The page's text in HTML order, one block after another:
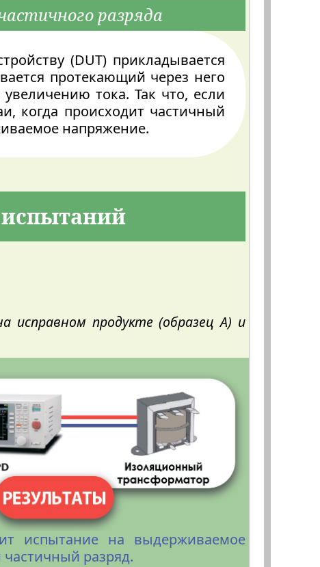
разряда
(DUT) прикладывается
протекающий через него
тока. Так что, если
когда происходит частичный
напряжение.
исправном продукте (образец A) и
испытание на выдерживаемое
разряд.